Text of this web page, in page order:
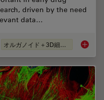
driven by the need
data…
オルガノイド＋3D細胞培養